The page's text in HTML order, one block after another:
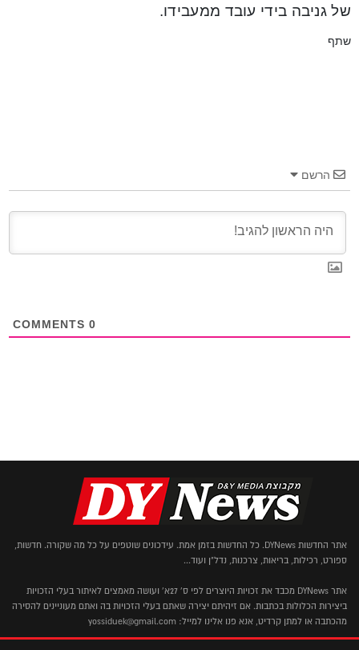
של גניבה בידי עובד ממעבידו.
שתף
הרשם
0
אתר החדשות DYNews. כל החדשות בזמן אמת. עידכונים שוטפים על כל מה שקורה. חדשות,
ספורט, רכילות, בריאות, צרכנות, נדל"ן ועוד...
אתר DYNews מכבד את זכויות היוצרים לפי ס' 27א' ועושה מאמצים לאיתור בעלי הזכויות
ביצירות הכלולות בכתבות. אם זיהיתם יצירה שאתם בעלי הזכויות בה ואתם מעוניינים להסירה
מהכתבה או למתן קרדיט, אנא פנו אלינו למייל: yossiduek@gmail.com